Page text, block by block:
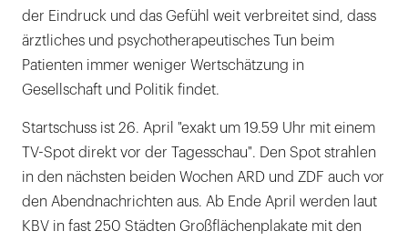
der Eindruck und das Gefühl weit verbreitet sind, dass
ärztliches und psychotherapeutisches Tun beim
Patienten immer weniger Wertschätzung in
Gesellschaft und Politik findet.
Startschuss ist 26. April "exakt um 19.59 Uhr mit einem
TV-Spot direkt vor der Tagesschau". Den Spot strahlen
in den nächsten beiden Wochen ARD und ZDF auch vor
den Abendnachrichten aus. Ab Ende April werden laut
KBV in fast 250 Städten Großflächenplakate mit den